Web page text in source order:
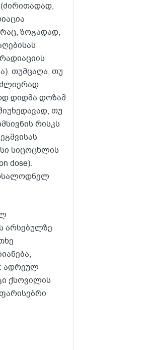
ზოგადად,
თუმცაღა, თუ
ძლიერად
დიდმა დოზამ
თუ
რისკს
სიცოცხლის
dose).
არსებულზე
ადრეულ
ქსოვილის